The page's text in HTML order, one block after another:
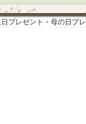
プレゼント・母の日プ